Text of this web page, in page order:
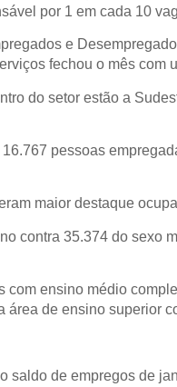
por 1 em cada 10
e
fechou o mês com
do setor estão a
pessoas
maior destaque
contra 35.374 do sexo
ensino médio
de ensino superior
saldo de empregos de